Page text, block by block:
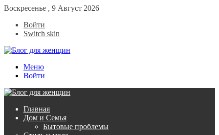
Воскресенье , 9 Август 2026
Войти
Switch skin
Меню
Войти
Главная
Дом и Семья
Бытовые проблемы